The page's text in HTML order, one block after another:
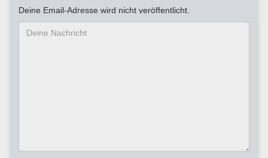
Deine Email-Adresse wird nicht veröffentlicht.